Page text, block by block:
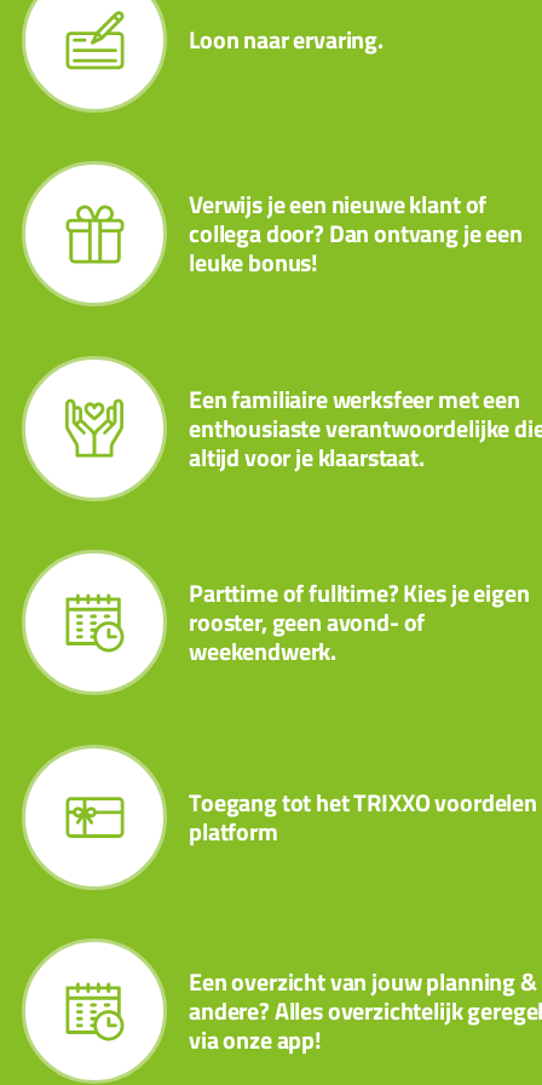
Loon naar ervaring.
Verwijs je een nieuwe klant of
collega door? Dan ontvang je een
leuke bonus!
Een familiaire werksfeer met een
enthousiaste verantwoordelijke
altijd voor je klaarstaat.
Parttime of fulltime? Kies je eigen
rooster, geen avond- of
weekendwerk.
Toegang tot het TRIXXO voordelen
platform
Een overzicht van jouw planning &
andere? Alles overzichtelijk
via onze app!